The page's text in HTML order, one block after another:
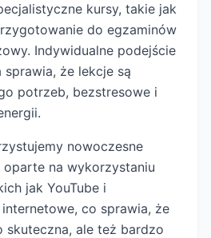
kursy, takie jak
do egzaminów
Indywidualne podejście
że lekcje są
potrzeb, bezstresowe i
nowoczesne
oparte na wykorzystaniu
jak YouTube i
co sprawia, że
skuteczna, ale też bardzo